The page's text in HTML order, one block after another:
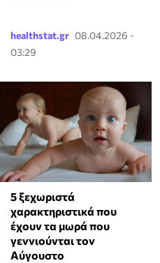
healthstat.gr 08.04.2026 -
03:29
5 ξεχωριστά
χαρακτηριστικά που
έχουν τα μωρά που
γεννιούνται τον
Αύγουστο